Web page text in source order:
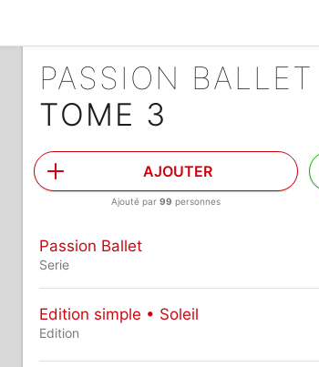
PASSION BALLET
TOME 3
AJOUTER
Ajouté par99 personnes
Passion Ballet
Serie
Edition simple • Soleil
Edition